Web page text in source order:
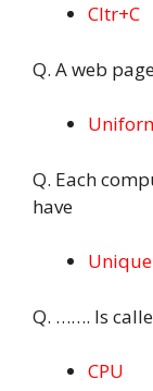
Cltr+C
Q. A web
Q. Each
have
Q. ……. Is
CPU